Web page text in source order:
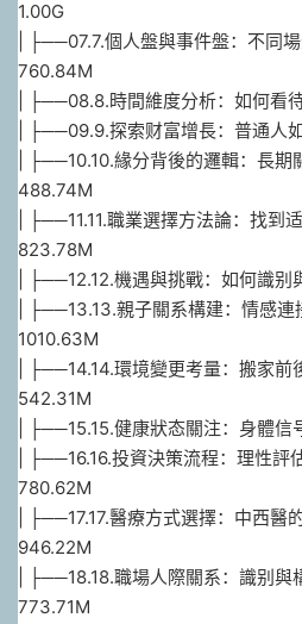
1.00G
| ├──07.7.個人盤與事件盤：不同
760.84M
| ├──08.8.時間維度分析：如何看
| ├──09.9.探索财富增長：普通人
| ├──10.10.緣分背後的邏輯：長
488.74M
| ├──11.11.職業選擇方法論：找到
823.78M
| ├──12.12.機遇與挑戰：如何識
| ├──13.13.親子關系構建：情感
1010.63M
| ├──14.14.環境變更考量：搬家
542.31M
| ├──15.15.健康狀态關注：身體
| ├──16.16.投資決策流程：理性評
780.62M
| ├──17.17.醫療方式選擇：中西醫
946.22M
| ├──18.18.職場人際關系：識别
773.71M